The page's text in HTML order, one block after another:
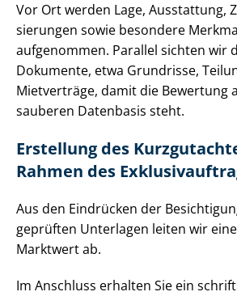
Vor Ort werden Lage, Ausstattung,
sie­run­gen sowie besondere
aufgenommen. Parallel sichten wir
Dokumente, etwa Grundrisse,
Mietverträge, damit die Bewertung
sauberen Datenbasis steht.
Erstellung des
Rahmen des
Aus den Eindrücken der
geprüften Unterlagen leiten wir
Marktwert ab.
Im Anschluss erhalten Sie ein